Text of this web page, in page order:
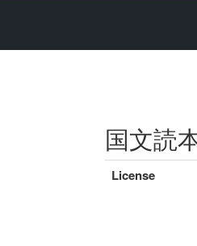
国文読
License